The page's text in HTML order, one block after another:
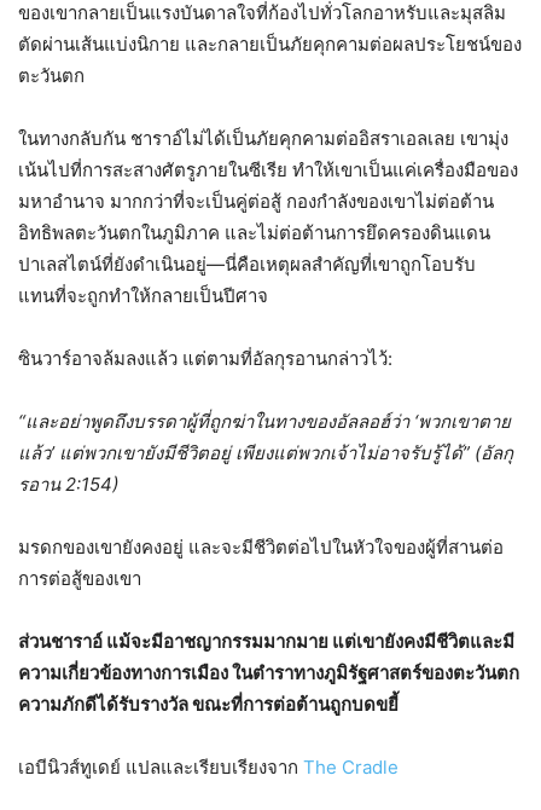
ของเขากลายเป็นแรงบันดาลใจที่ก้องไปทั่วโลกอาหรับและมุสลิม
ตัดผ่านเส้นแบ่งนิกาย และกลายเป็นภัยคุกคามต่อผลประโยชน์ของ
ตะวันตก
ในทางกลับกัน ชาราอ์ไม่ได้เป็นภัยคุกคามต่ออิสราเอลเลย เขามุ่ง
เน้นไปที่การสะสางศัตรูภายในซีเรีย ทำให้เขาเป็นแค่เครื่องมือของ
มหาอำนาจ มากกว่าที่จะเป็นคู่ต่อสู้ กองกำลังของเขาไม่ต่อต้าน
อิทธิพลตะวันตกในภูมิภาค และไม่ต่อต้านการยึดครองดินแดน
ปาเลสไตน์ที่ยังดำเนินอยู่—นี่คือเหตุผลสำคัญที่เขาถูกโอบรับ
แทนที่จะถูกทำให้กลายเป็นปีศาจ
ซินวาร์อาจล้มลงแล้ว แต่ตามที่อัลกุรอานกล่าวไว้:
“และอย่าพูดถึงบรรดาผู้ที่ถูกฆ่าในทางของอัลลอฮ์ว่า ‘พวกเขาตาย
แล้ว’ แต่พวกเขายังมีชีวิตอยู่ เพียงแต่พวกเจ้าไม่อาจรับรู้ได้” (อัลกุ
รอาน 2:154)
มรดกของเขายังคงอยู่ และจะมีชีวิตต่อไปในหัวใจของผู้ที่สานต่อ
การต่อสู้ของเขา
ส่วนชาราอ์ แม้จะมีอาชญากรรมมากมาย แต่เขายังคงมีชีวิตและมี
ความเกี่ยวข้องทางการเมือง ในตำราทางภูมิรัฐศาสตร์ของตะวันตก
ความภักดีได้รับรางวัล ขณะที่การต่อต้านถูกบดขยี้
เอบีนิวส์ทูเดย์ แปลและเรียบเรียงจาก The Cradle